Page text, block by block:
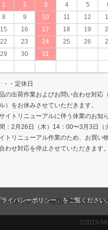
1
2 3 4 5
8
9 10 11 12
15
16 17 18 19
22
23 24 25 26
29
30 31
・・定休日
の出荷作業およびお問い合わせ対応
）をお休みさせていただきます。
サイトリニューアルに伴う休業のお知ら
：2月26日（木）14：00〜3月3日（
トリニューアル作業のため、お買い
わせ対応を停止させていただきます。
ーポリシー 特定商取引法に基づ
©2019
ライバシーポリシー」をご覧ください